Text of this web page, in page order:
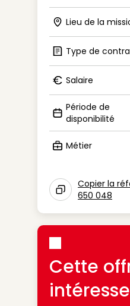
Icon Date de
Icon Lieu de la
Lieu de la
Icon Type de
Type de
Icon Salaire
Salaire
Icon Période de
Période de
disponibilité
Métier
Icon copy to
Copier la
650 048
Cette